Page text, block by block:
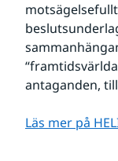
antaganden,
Läs mer på